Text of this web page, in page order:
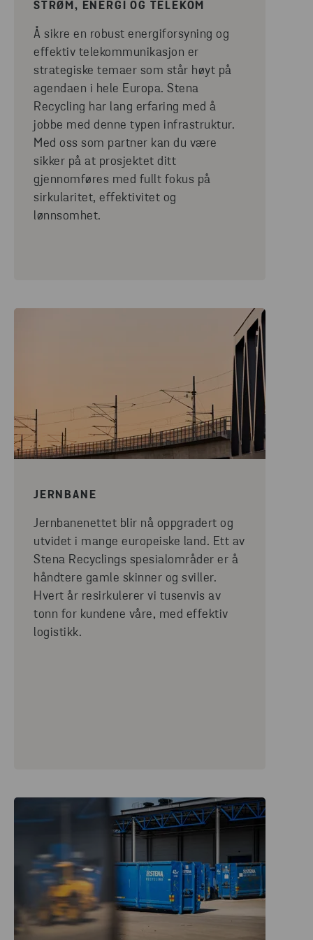
STRØM, ENERGI OG TELEKOM
Å sikre en robust energiforsyning og
effektiv telekommunikasjon er
strategiske temaer som står høyt på
agendaen i hele Europa. Stena
Recycling har lang erfaring med å
jobbe med denne typen infrastruktur.
Med oss som partner kan du være
sikker på at prosjektet ditt
gjennomføres med fullt fokus på
sirkularitet, effektivitet og
lønnsomhet.
JERNBANE
Jernbanenettet blir nå oppgradert og
utvidet i mange europeiske land. Ett av
Stena Recyclings spesialområder er å
håndtere gamle skinner og sviller.
Hvert år resirkulerer vi tusenvis av
tonn for kundene våre, med effektiv
logistikk.